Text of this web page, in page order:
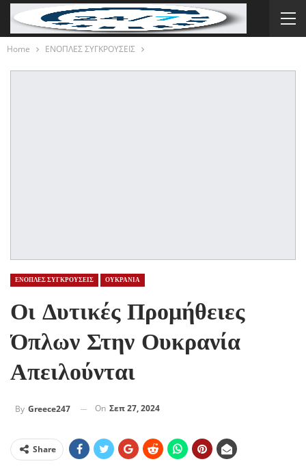
Home ΕΝΟΠΛΕΣ ΣΥΓΚΡΟΥΣΕΙΣ
ΕΝΟΠΛΕΣ ΣΥΓΚΡΟΥΣΕΙΣ ΟΥΚΡΑΝΙΑ
Οι Δυτικές Προμήθειες
Όπλων Στην Ουκρανία
Απειλούνται
By Greece247 On Σεπ 27, 2024
Share